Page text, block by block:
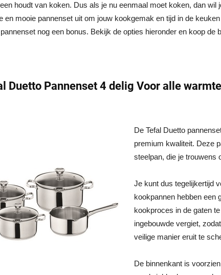
houdt van koken. Dus als je nu eenmaal moet koken, dan
en mooie pannenset uit om jouw kookgemak en tijd in de
nog een bonus. Bekijk de opties hieronder en koop de
Duetto Pannenset 4 delig Voor alle
De Tefal Duetto
premium kwaliteit. Deze
steelpan, die je trouwens
Je kunt dus tegelijkertijd
kookpannen hebben een
kookproces in de gaten
ingebouwde vergiet,
veilige manier eruit te
De binnenkant is